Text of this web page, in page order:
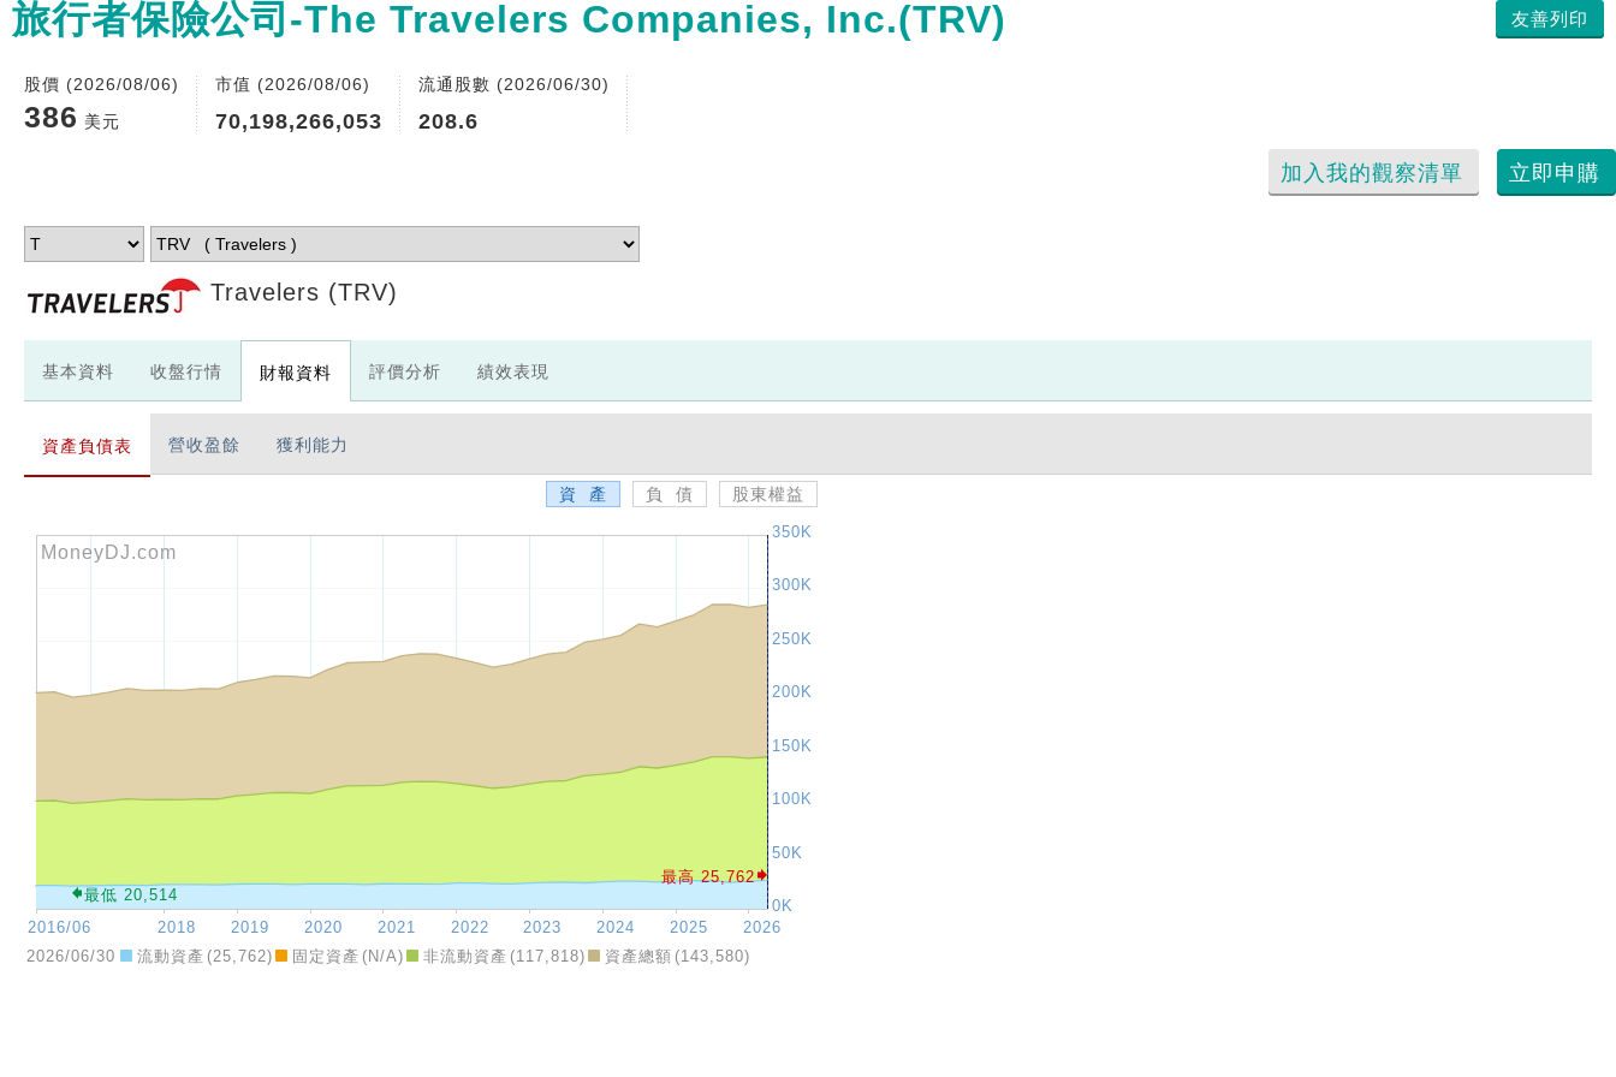
旅行者保險公司-The Travelers Companies, Inc.(TRV) 友善列印
股價 (2026/08/06)
386 美元
市值 (2026/08/06)
70,198,266,053
流通股數 (2026/06/30)
208.6
加入我的觀察清單 立即申購
Travelers (TRV)
基本資料 收盤行情 財報資料 評價分析 績效表現
資產負債表 營收盈餘 獲利能力
資 產 負 債 股東權益
2026/06/30 流動資產 (25,762) 固定資產 ( N/A) 非流動資產 (117,818) 資產總額 (143,580)